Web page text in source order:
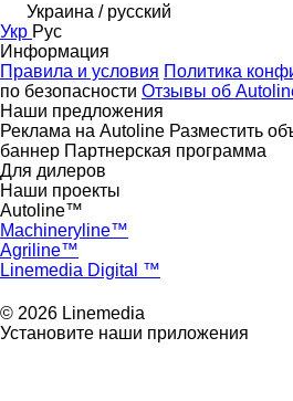
Украина / русский
Укр Рус
Информация
Правила и условия Политика
по безопасности Отзывы об
Наши предложения
Реклама на Autoline Разместить
баннер Партнерская программа
Для дилеров
Наши проекты
Autoline™
Machineryline™
Agriline™
Linemedia Digital ™
© 2026 Linemedia
Установите наши приложения